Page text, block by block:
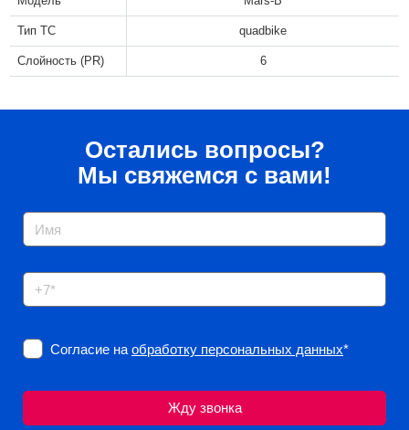
Тип ТС quadbike
Слойность (PR) 6
Остались вопросы?
Мы свяжемся с вами!
Согласие на обработку персональных данных*